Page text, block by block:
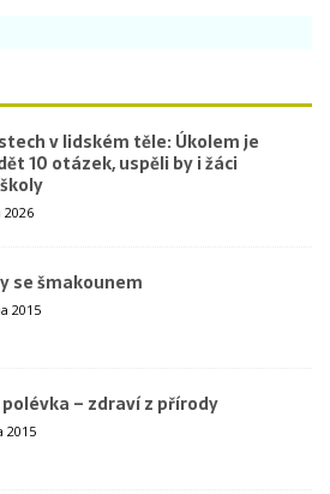
v lidském těle: Úkolem je
10 otázek, uspěli by i žáci
2026
se šmakounem
2015
– zdraví z přírody
2015